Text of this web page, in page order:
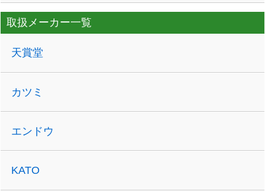
取扱メーカー一覧
天賞堂
カツミ
エンドウ
KATO